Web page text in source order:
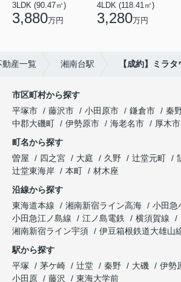
3LDK (90.47㎡)
3,880万円
4LDK (118.41㎡)
3,280万円
動産一覧 湘南台駅 【成約】ミラ
市区町村から探す
平塚市
藤沢市 小田原市 鎌倉市 秦
中郡大磯町
伊勢原市 海老名市
厚木市
町名から探す
曽屋
四之宮 大庭 久野 辻堂元町
辻堂東海岸
本町
材木座
沿線から探す
東海道本線
湘南新宿ライン高海 小田急
小田急江ノ島線
江ノ島電鉄
横須賀線
湘南新宿ライン宇須
伊豆箱根鉄道大雄山
駅から探す
平塚
茅ケ崎 辻堂 秦野 大磯 伊勢
小田原
藤沢 東海大学前